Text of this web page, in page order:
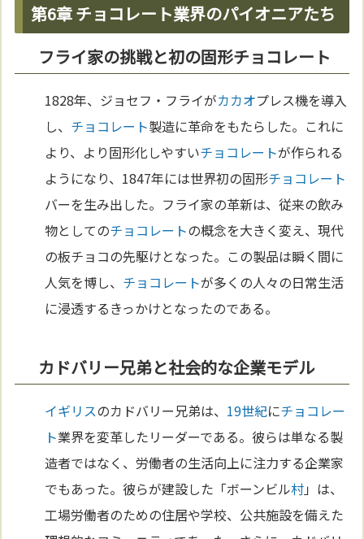
第6章 チョコレート業界のパイオニアたち
フライ家の挑戦と初の固形チョコレート
1828年、ジョセフ・フライがカカオプレス機を導入
し、 チョコレート製造に革命をもたらした。これに
より、より固形化しやすいチョコレートが作られる
ようになり、1847年には世界初の固形チョコレート
バーを生み出した。フライ家の革新は、従来の飲み
物としてのチョコレートの概念を大きく変え、現代
の板チョコの先駆けとなった。この製品は瞬く間に
人気を博し、 チョコレートが多くの人々の日常生活
に浸透するきっかけとなったのである。
カドバリー兄弟と社会的な企業モデル
イギリスのカドバリー兄弟は、 19世紀にチョコレー
ト業界を変革したリーダーである。彼らは単なる製
造者ではなく、労働者の生活向上に注力する企業家
でもあった。彼らが建設した「ボーンビル村」は、
工場労働者のための住居や学校、公共施設を備えた